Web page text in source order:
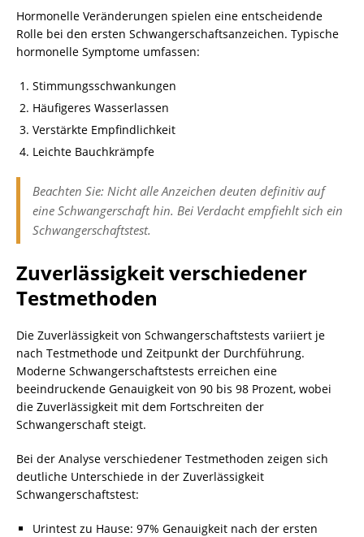
Hormonelle Veränderungen spielen eine entscheidende
Rolle bei den ersten Schwangerschaftsanzeichen. Typische
hormonelle Symptome umfassen:
Stimmungsschwankungen
Häufigeres Wasserlassen
Verstärkte Empfindlichkeit
Leichte Bauchkrämpfe
Beachten Sie: Nicht alle Anzeichen deuten definitiv auf
eine Schwangerschaft hin. Bei Verdacht empfiehlt sich ein
Schwangerschaftstest.
Zuverlässigkeit verschiedener
Testmethoden
Die Zuverlässigkeit von Schwangerschaftstests variiert je
nach Testmethode und Zeitpunkt der Durchführung.
Moderne Schwangerschaftstests erreichen eine
beeindruckende Genauigkeit von 90 bis 98 Prozent, wobei
die Zuverlässigkeit mit dem Fortschreiten der
Schwangerschaft steigt.
Bei der Analyse verschiedener Testmethoden zeigen sich
deutliche Unterschiede in der Zuverlässigkeit
Schwangerschaftstest:
Urintest zu Hause: 97% Genauigkeit nach der ersten